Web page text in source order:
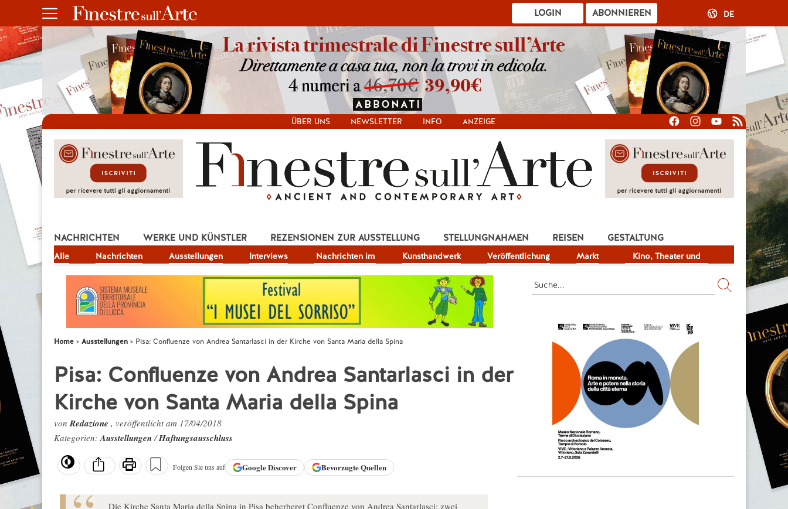
ABONNIEREN
LOGIN DE
ÜBER UNS NEWSLETTER INFO ANZEIGE
NACHRICHTEN
Alle Nachrichten Ausstellungen Interviews
Nachrichten im
Fokus
Kunsthandwerk Veröffentlichung Markt
Kino, Theater und
Fernsehen
WERKE UND KÜNSTLER REZENSIONEN ZUR AUSSTELLUNG STELLUNGNAHMEN REISEN
GESTALTUNG
JOB
Home Ausstellungen Pisa: Confluenze von Andrea Santarlasci in der Kirche von Santa Maria della Spina
Pisa: Confluenze von Andrea Santarlasci in der
Kirche von Santa Maria della Spina
vonRedazione , veröffentlicht am 17/04/2018
Kategorien:Ausstellungen/Haftungsausschluss
Folgen Sie uns auf GoogleDiscover Bevorzugte Quellen
Die Kirche Santa Maria della Spina in Pisa beherbergt Confluenze von Andrea Santarlasci: zwei